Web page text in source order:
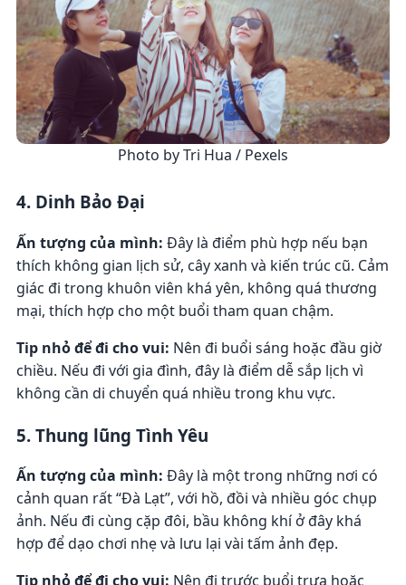
Photo by Tri Hua / Pexels
4. Dinh Bảo Đại
Ấn tượng của mình: Đây là điểm phù hợp nếu bạn
thích không gian lịch sử, cây xanh và kiến trúc cũ. Cảm
giác đi trong khuôn viên khá yên, không quá thương
mại, thích hợp cho một buổi tham quan chậm.
Tip nhỏ để đi cho vui: Nên đi buổi sáng hoặc đầu giờ
chiều. Nếu đi với gia đình, đây là điểm dễ sắp lịch vì
không cần di chuyển quá nhiều trong khu vực.
5. Thung lũng Tình Yêu
Ấn tượng của mình: Đây là một trong những nơi có
cảnh quan rất “Đà Lạt”, với hồ, đồi và nhiều góc chụp
ảnh. Nếu đi cùng cặp đôi, bầu không khí ở đây khá
hợp để dạo chơi nhẹ và lưu lại vài tấm ảnh đẹp.
Tip nhỏ để đi cho vui: Nên đi trước buổi trưa hoặc